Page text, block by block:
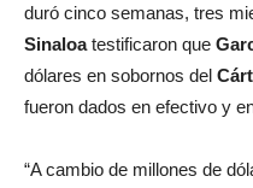
duró cinco semanas, tres
Sinaloatestificaron que
dólares en sobornos del
fueron dados en efectivo y
“A cambio de millones de